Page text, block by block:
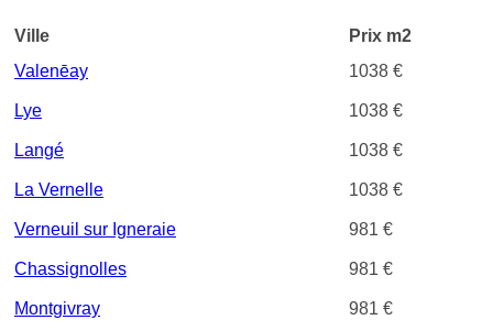
Ville
Prix m2
Valenēay
1038 €
Lye 1038 €
Langé 1038 €
La Vernelle 1038 €
Verneuil sur Igneraie 981 €
Chassignolles 981 €
Montgivray 981 €